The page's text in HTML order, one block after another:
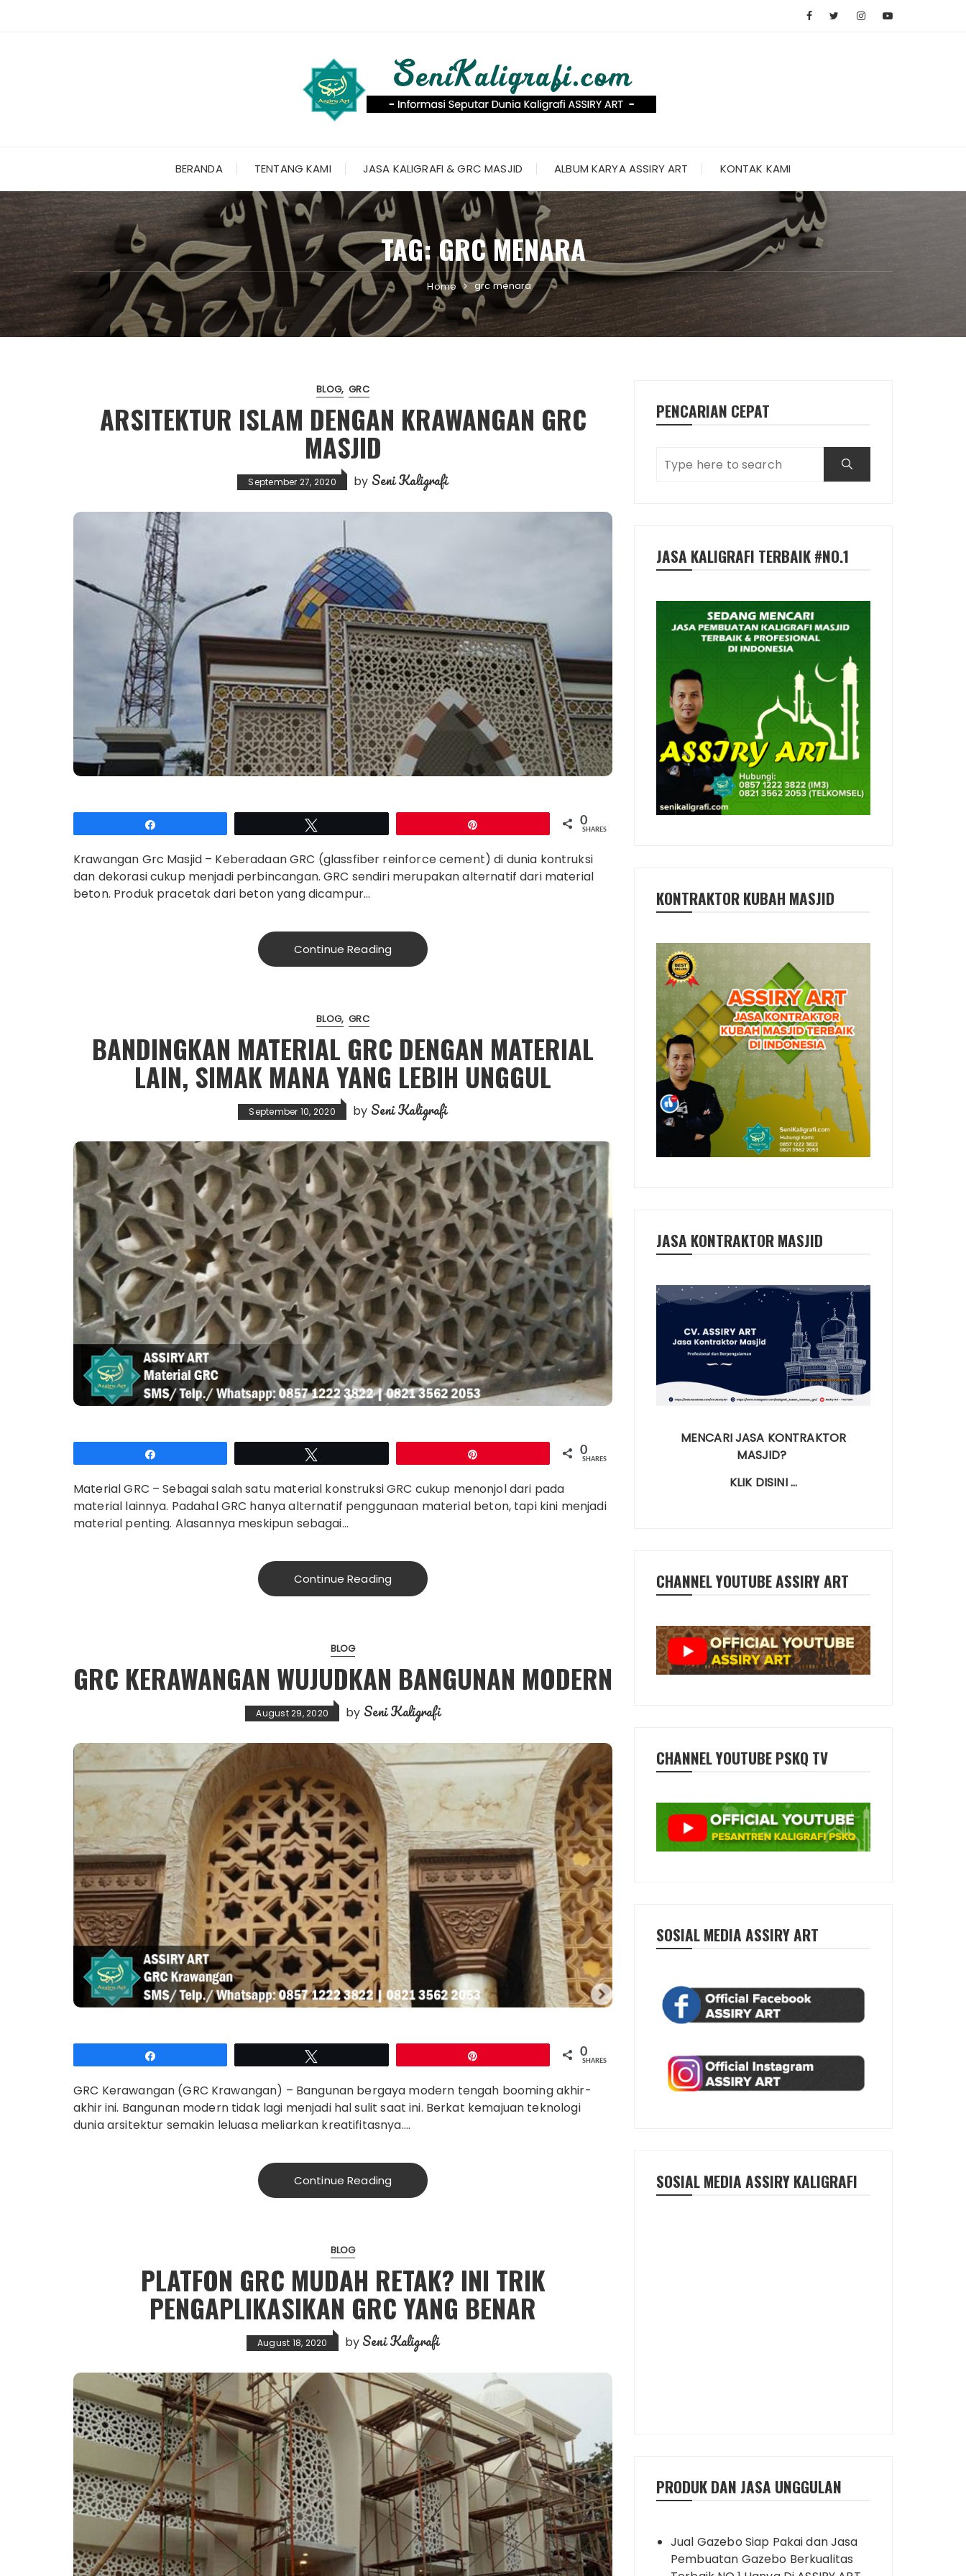
BERANDA TENTANG KAMI JASA KALIGRAFI & GRC MASJID ALBUM KARYA ASSIRY ART KONTAK KAMI
TAG:GRC MENARA
Home grc menara
BLOG GRC
ARSITEKTUR ISLAM DENGAN KRAWANGAN GRC
MASJID
September 27, 2020 by Seni Kaligrafi
0
SHARES
Krawangan Grc Masjid – Keberadaan GRC (glassfiber reinforce cement) di dunia kontruksi
dan dekorasi cukup menjadi perbincangan. GRC sendiri merupakan alternatif dari material
beton. Produk pracetak dari beton yang dicampur…
Continue Reading
BLOG GRC
BANDINGKAN MATERIAL GRC DENGAN MATERIAL
LAIN, SIMAK MANA YANG LEBIH UNGGUL
September 10, 2020 by Seni Kaligrafi
0
SHARES
Material GRC – Sebagai salah satu material konstruksi GRC cukup menonjol dari pada
material lainnya. Padahal GRC hanya alternatif penggunaan material beton, tapi kini menjadi
material penting. Alasannya meskipun sebagai…
Continue Reading
BLOG
GRC KERAWANGAN WUJUDKAN BANGUNAN MODERN
August 29, 2020 by Seni Kaligrafi
0
SHARES
GRC Kerawangan (GRC Krawangan) – Bangunan bergaya modern tengah booming akhir-
akhir ini. Bangunan modern tidak lagi menjadi hal sulit saat ini. Berkat kemajuan teknologi
dunia arsitektur semakin leluasa meliarkan kreatifitasnya….
Continue Reading
BLOG
PLATFON GRC MUDAH RETAK? INI TRIK
PENGAPLIKASIKAN GRC YANG BENAR
August 18, 2020 by Seni Kaligrafi
PENCARIAN CEPAT
JASA KALIGRAFI TERBAIK #NO.1
KONTRAKTOR KUBAH MASJID
JASA KONTRAKTOR MASJID
MENCARI JASA KONTRAKTOR
MASJID?
KLIK DISINI …
CHANNEL YOUTUBE ASSIRY ART
CHANNEL YOUTUBE PSKQ TV
SOSIAL MEDIA ASSIRY ART
SOSIAL MEDIA ASSIRY KALIGRAFI
PRODUK DAN JASA UNGGULAN
Jual Gazebo Siap Pakai dan Jasa
Pembuatan Gazebo Berkualitas